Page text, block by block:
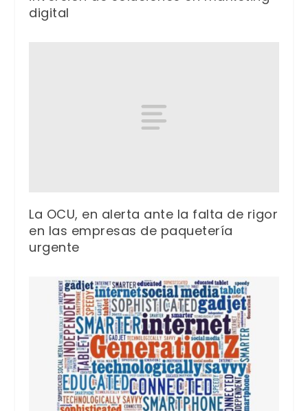
digital
La OCU, en alerta ante la falta de rigor
en las empresas de paquetería
urgente